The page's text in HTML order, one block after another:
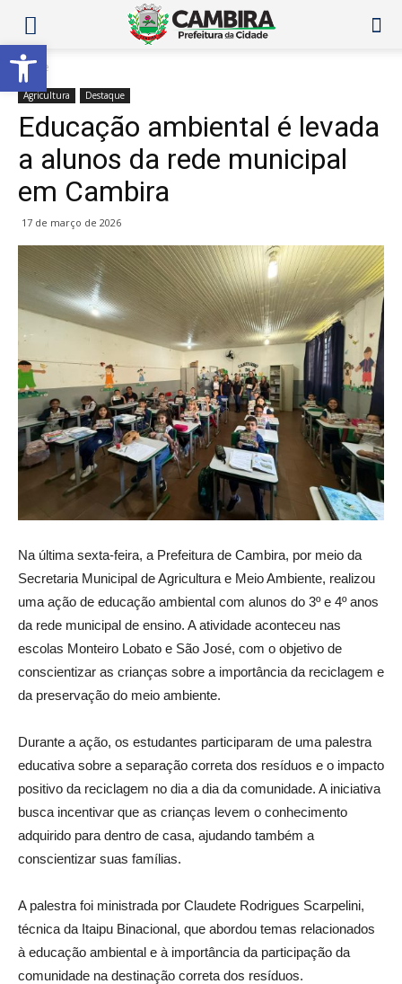
Abrir a barra de ferramentas
Home
Agricultura Destaque
Educação ambiental é levada
a alunos da rede municipal
em Cambira
17 de março de 2026
Na última sexta-feira, a Prefeitura de Cambira, por meio da
Secretaria Municipal de Agricultura e Meio Ambiente, realizou
uma ação de educação ambiental com alunos do 3º e 4º anos
da rede municipal de ensino. A atividade aconteceu nas
escolas Monteiro Lobato e São José, com o objetivo de
conscientizar as crianças sobre a importância da reciclagem e
da preservação do meio ambiente.
Durante a ação, os estudantes participaram de uma palestra
educativa sobre a separação correta dos resíduos e o impacto
positivo da reciclagem no dia a dia da comunidade. A iniciativa
busca incentivar que as crianças levem o conhecimento
adquirido para dentro de casa, ajudando também a
conscientizar suas famílias.
A palestra foi ministrada por Claudete Rodrigues Scarpelini,
técnica da Itaipu Binacional, que abordou temas relacionados
à educação ambiental e à importância da participação da
comunidade na destinação correta dos resíduos.